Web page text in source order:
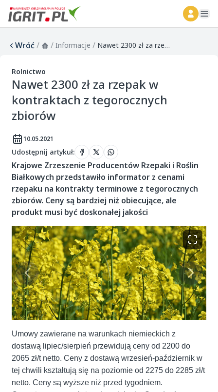
Wróć/ / Informacje / Nawet 2300 zł za rzepak w kontraktach z tegorocznych zbiorów
Rolnictwo
Nawet 2300 zł za rzepak w
kontraktach z tegorocznych
zbiorów
10.05.2021
Udostępnij artykuł:
Krajowe Zrzeszenie Producentów Rzepaki i Roślin
Białkowych przedstawiło informator z cenami
rzepaku na kontrakty terminowe z tegorocznych
zbiorów. Ceny są bardziej niż obiecujące, ale
produkt musi być doskonałej jakości
Umowy zawierane na warunkach niemieckich z
dostawą lipiec/sierpień przewidują ceny od 2200 do
2065 zł/t netto. Ceny z dostawą wrzesień-październik w
tej chwili kształtują się na poziomie od 2275 do 2285 zł/t
netto. Ceny są wyższe niż przed tygodniem.